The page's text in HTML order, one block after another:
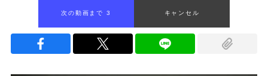
次の動画まで 2 キャンセル